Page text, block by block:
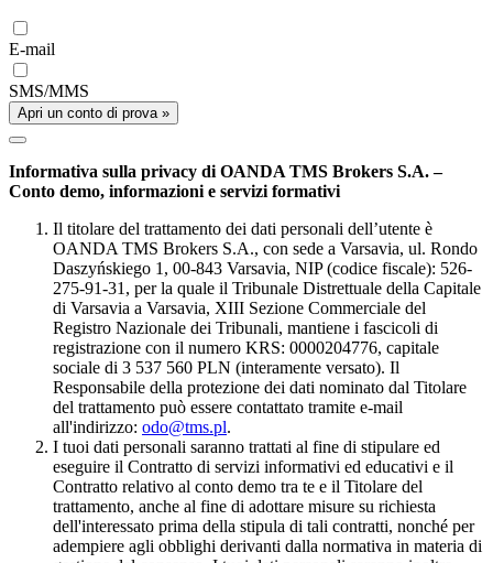
E-mail
SMS/MMS
Apri un conto di prova »
Informativa sulla privacy di OANDA TMS Brokers S.A. –
Conto demo, informazioni e servizi formativi
Il titolare del trattamento dei dati personali dell’utente è
OANDA TMS Brokers S.A., con sede a Varsavia, ul. Rondo
Daszyńskiego 1, 00-843 Varsavia, NIP (codice fiscale): 526-
275-91-31, per la quale il Tribunale Distrettuale della Capitale
di Varsavia a Varsavia, XIII Sezione Commerciale del
Registro Nazionale dei Tribunali, mantiene i fascicoli di
registrazione con il numero KRS: 0000204776, capitale
sociale di 3 537 560 PLN (interamente versato). Il
Responsabile della protezione dei dati nominato dal Titolare
del trattamento può essere contattato tramite e-mail
all'indirizzo: odo@tms.pl.
I tuoi dati personali saranno trattati al fine di stipulare ed
eseguire il Contratto di servizi informativi ed educativi e il
Contratto relativo al conto demo tra te e il Titolare del
trattamento, anche al fine di adottare misure su richiesta
dell'interessato prima della stipula di tali contratti, nonché per
adempiere agli obblighi derivanti dalla normativa in materia di